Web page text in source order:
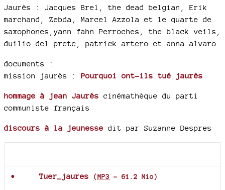
Jaurès : Jacques Brel, the dead belgian, Erik
marchand, Zebda, Marcel Azzola et le quarte de
saxophones,yann fahn Perroches, the black veils,
duilio del prete, patrick artero et anna alvaro
documents :
mission jaurès : Pourquoi ont-ils tué jaurès
hommage à jean Jaurès cinémathèque du parti
communiste français
discours à la jeunesse dit par Suzanne Despres
Tuer_jaures (MP3 - 61.2 Mio)